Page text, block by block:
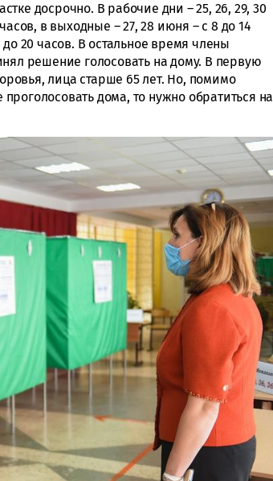
досрочно. В рабочие дни – 25, 26, 29, 30
в выходные – 27, 28 июня – с 8 до 14
20 часов. В остальное время члены
решение голосовать на дому. В первую
лица старше 65 лет. Но, помимо
дома, то нужно обратиться на